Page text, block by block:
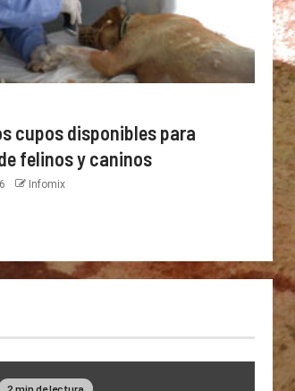
cupos disponibles para
felinos y caninos
Infomix